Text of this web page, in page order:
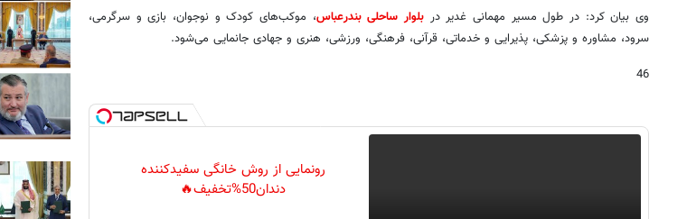
وی بیان کرد: در طول مسیر مهمانی غدیر در بلوار ساحلی بندرعباس، موکب‌های کودک و نوجوان، بازی و سرگرمی،
سرود، مشاوره و پزشکی، پذیرایی و خدماتی، قرآنی، فرهنگی، ورزشی، هنری و جهادی جانمایی می‌شود.
46
رونمایی از روش خانگی سفیدکننده
دندان50%تخفیف🔥